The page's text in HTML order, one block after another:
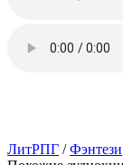
ЛитРПГ /Фэнтези